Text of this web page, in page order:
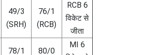
49/3
(SRH)
76/1
(RCB)
RCB 6
विकेट से
जीता
78/1
80/0
MI 6